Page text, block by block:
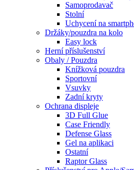
Samoprodavač
Stolní
Uchycení na
Držáky/pouzdra na kolo
Easy lock
Herní příslušenství
Obaly / Pouzdra
Knížková pouzdra
Sportovní
Vsuvky
Zadní kryty
Ochrana displeje
3D Full Glue
Case Friendly
Defense Glass
Gel na aplikaci
Ostatní
Raptor Glass